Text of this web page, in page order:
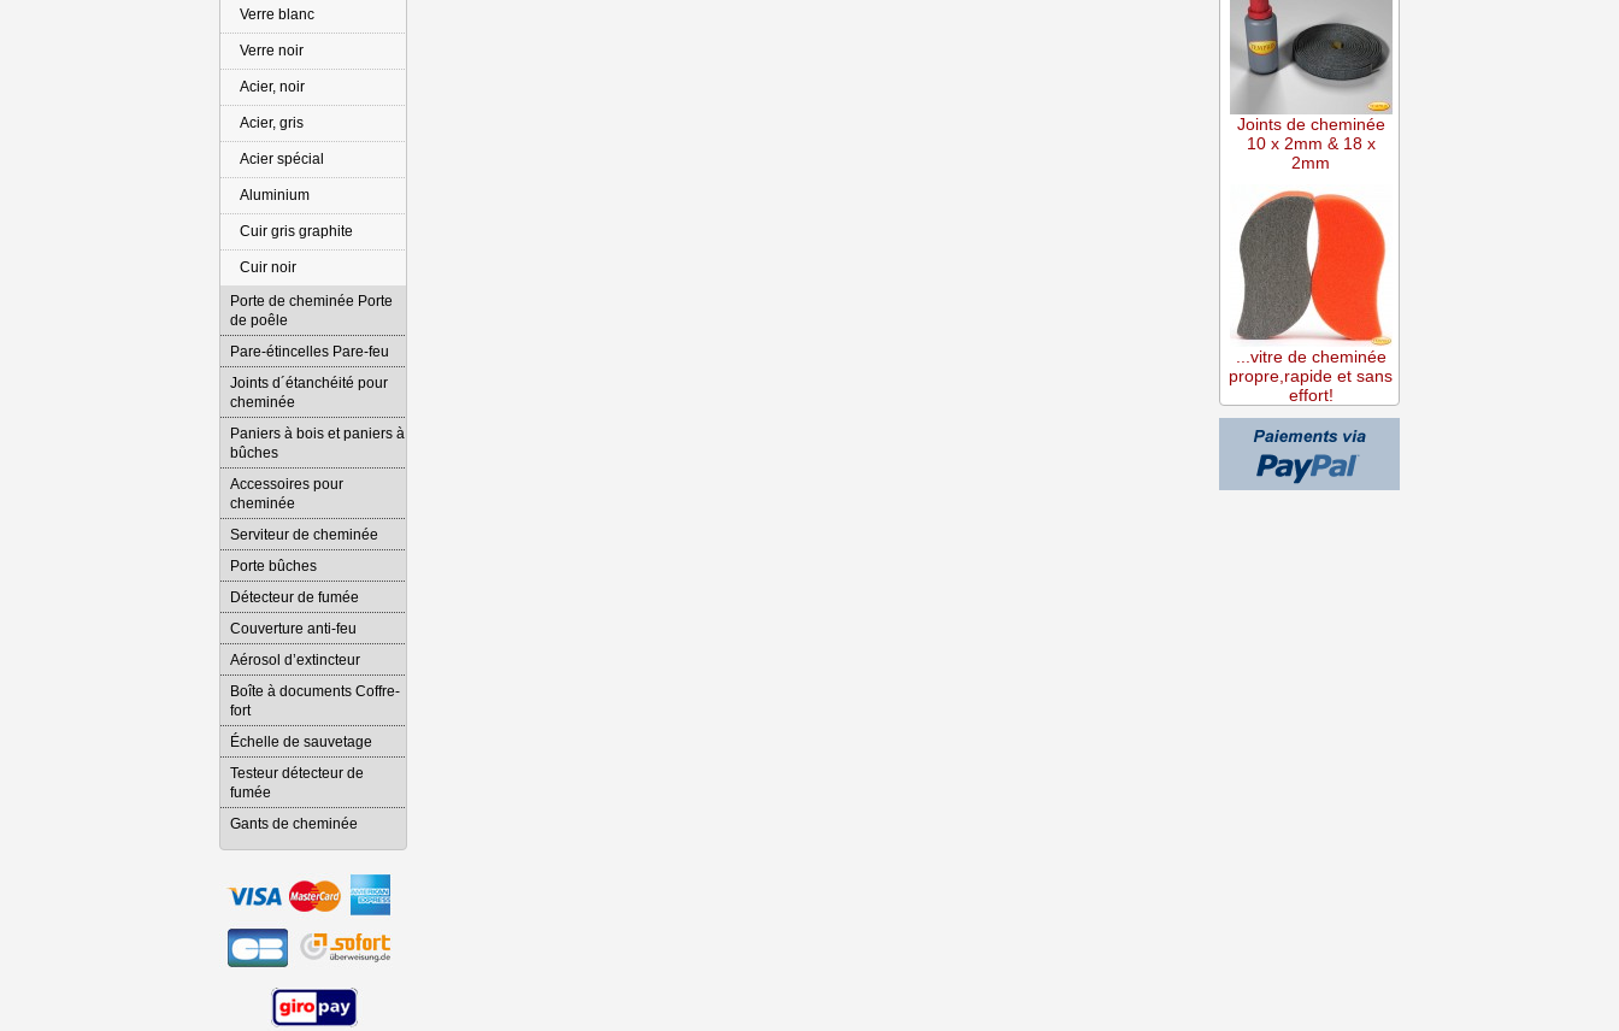
Verre blanc
Verre noir
Acier, noir
Acier, gris
Acier spécial
Aluminium
Cuir gris graphite
Cuir noir
Porte de cheminée Porte
de poêle
Pare-étincelles Pare-feu
Joints d´étanchéité pour
cheminée
Paniers à bois et paniers à
bûches
Accessoires pour
cheminée
Serviteur de cheminée
Porte bûches
Détecteur de fumée
Couverture anti-feu
Aérosol d’extincteur
Boîte à documents Coffre-
fort
Échelle de sauvetage
Testeur détecteur de
fumée
Gants de cheminée
Joints de cheminée
10 x 2mm & 18 x
2mm
...vitre de cheminée
propre,rapide et sans
effort!